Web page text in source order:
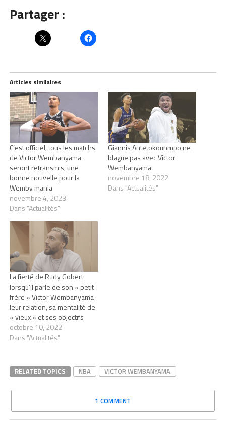
Partager :
Articles similaires
C’est officiel, tous les matchs
de Victor Wembanyama
seront retransmis, une
bonne nouvelle pour la
Wemby mania
novembre 4, 2023
Dans "Actualités"
Giannis Antetokounmpo ne
blague pas avec Victor
Wembanyama
novembre 18, 2022
Dans "Actualités"
La fierté de Rudy Gobert
lorsqu’il parle de son « petit
frère » Victor Wembanyama :
leur relation, sa mentalité de
« vieux » et ses objectifs
octobre 10, 2022
Dans "Actualités"
RELATED TOPICS NBA VICTOR WEMBANYAMA
1 COMMENT